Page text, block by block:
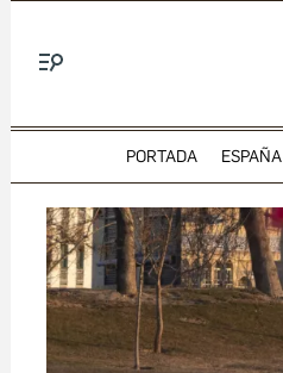
PORTADA ESPAÑA